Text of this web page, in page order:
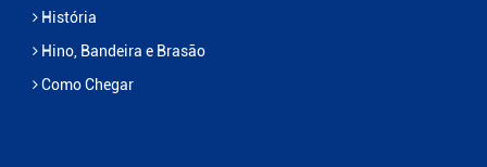
História
Hino, Bandeira e Brasão
Como Chegar